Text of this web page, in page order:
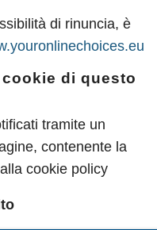
di rinuncia, è
di questo
tramite un
contenente la
cookie policy